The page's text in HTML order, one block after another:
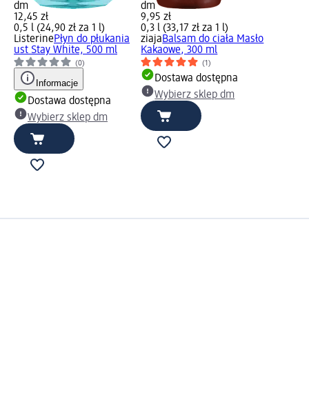
dm
12,45 zł
0,5 l (24,90 zł za 1 l)
ListerinePłyn do płukania
ust Stay White, 500 ml
(0)
Informacje
Dostawa dostępna
Wybierz sklep dm
dm
9,95 zł
0,3 l (33,17 zł za 1 l)
ziajaBalsam do ciała Masło
Kakaowe, 300 ml
(1)
Dostawa dostępna
Wybierz sklep dm